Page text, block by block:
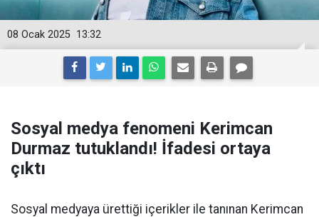
13:32
08 Ocak 2025
Sosyal medya fenomeni Kerimcan
Durmaz tutuklandı! İfadesi ortaya
çıktı
Sosyal medyaya ürettiği içerikler ile tanınan Kerimcan